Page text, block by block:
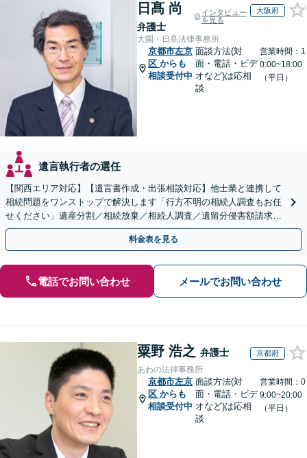
日髙 尚
弁護士
インタビュー
を見る
大阪府
大園・日髙法律事務所
京都市左京
区 からも
相談受付中
面談方法(対
面・電話・ビデ
オなど)は応相
談
営業時間：1
0:00~18:00
（平日）
遺言執行者の選任
【関西エリア対応】【遺言書作成・出張相談対応】他士業と連携して
相続問題をワンストップで解決します「行方不明の相続人調査もお任
せください」遺産分割／相続放棄／相続人調査／遺留分侵害額請求／
登記など【休日・夜間面談可】【分割払い対応】
料金表を見る
電話でお問い合わせ メールでお問い合わせ
粟野 浩之 弁護士 京都府
あわの法律事務所
京都市左京
区 からも
相談受付中
面談方法(対
面・電話・ビデ
オなど)は応相
談
営業時間：0
9:00~20:00
（平日）